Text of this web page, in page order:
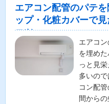
エアコン配管のパテ
ップ・化粧カバーで
コツ
エアコ
を埋め
っと見
多いの
コン配
間から